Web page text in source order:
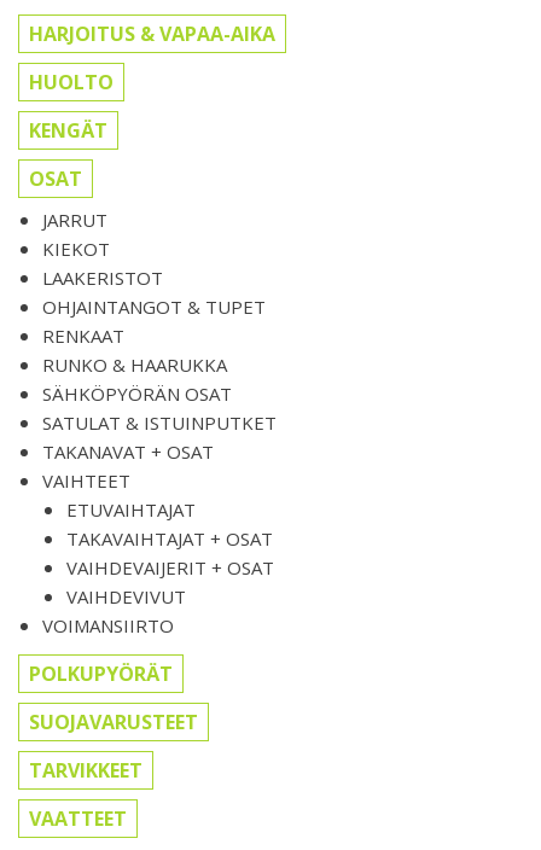
HARJOITUS & VAPAA-AIKA
HUOLTO
KENGÄT
OSAT
JARRUT
KIEKOT
LAAKERISTOT
OHJAINTANGOT & TUPET
RENKAAT
RUNKO & HAARUKKA
SÄHKÖPYÖRÄN OSAT
SATULAT & ISTUINPUTKET
TAKANAVAT + OSAT
VAIHTEET
ETUVAIHTAJAT
TAKAVAIHTAJAT + OSAT
VAIHDEVAIJERIT + OSAT
VAIHDEVIVUT
VOIMANSIIRTO
POLKUPYÖRÄT
SUOJAVARUSTEET
TARVIKKEET
VAATTEET